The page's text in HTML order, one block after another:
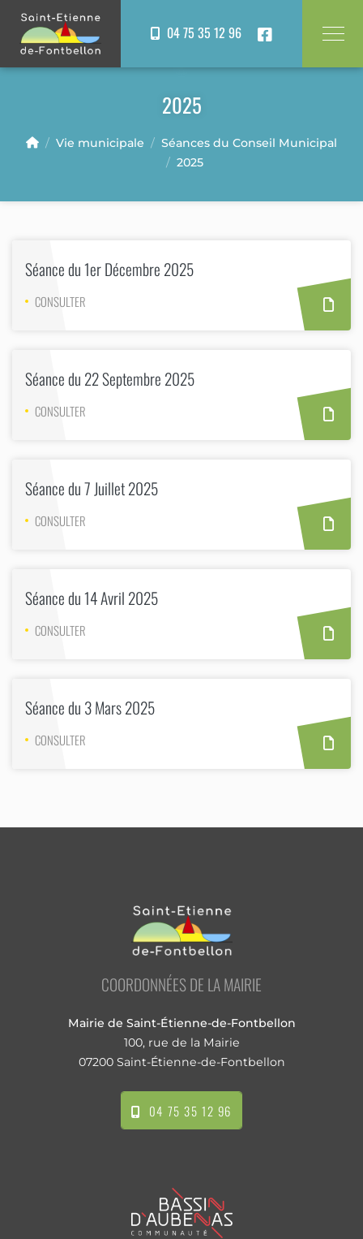
04 75 35 12 96
2025
Vie municipale
Séances du Conseil Municipal
2025
Séance du 1er Décembre 2025
CONSULTER
Séance du 22 Septembre 2025
CONSULTER
Séance du 7 Juillet 2025
CONSULTER
Séance du 14 Avril 2025
CONSULTER
Séance du 3 Mars 2025
CONSULTER
COORDONNÉES DE LA MAIRIE
Mairie de Saint-Étienne-de-Fontbellon
100, rue de la Mairie
07200 Saint-Étienne-de-Fontbellon
04 75 35 12 96
Panneau de gestion des cookies